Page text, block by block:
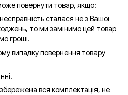
повернути товар, якщо:
сталася не з Вашої
то ми замінимо цей товар
гроші.
випадку повернення товару
вся комплектація, не